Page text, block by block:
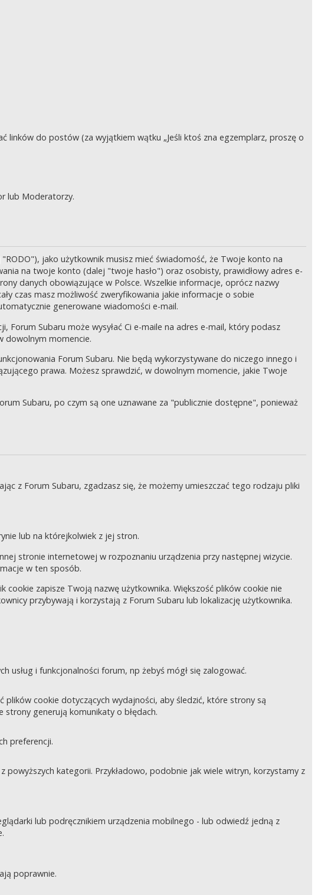
linków do postów (za wyjątkiem wątku „Jeśli ktoś zna egzemplarz, proszę o
lub Moderatorzy.
jako użytkownik musisz mieć świadomość, że Twoje konto na
na twoje konto (dalej "twoje hasło") oraz osobisty, prawidłowy adres e-
danych obowiązujące w Polsce. Wszelkie informacje, oprócz nazwy
czas masz możliwość zweryfikowania jakie informacje o sobie
generowane wiadomości e-mail.
Forum Subaru może wysyłać Ci e-maile na adres e-mail, który podasz
dowolnym momencie.
Forum Subaru. Nie będą wykorzystywane do niczego innego i
prawa. Możesz sprawdzić, w dowolnym momencie, jakie Twoje
Subaru, po czym są one uznawane za "publicznie dostępne", ponieważ
z Forum Subaru, zgadzasz się, że możemy umieszczać tego rodzaju pliki
lub na którejkolwiek z jej stron.
stronie internetowej w rozpoznaniu urządzenia przy następnej wizycie.
w ten sposób.
zapisze Twoją nazwę użytkownika. Większość plików cookie nie
przybywają i korzystają z Forum Subaru lub lokalizację użytkownika.
usług i funkcjonalności forum, np żebyś mógł się zalogować.
cookie dotyczących wydajności, aby śledzić, które strony są
generują komunikaty o błędach.
preferencji.
kategorii. Przykładowo, podobnie jak wiele witryn, korzystamy z
lub podręcznikiem urządzenia mobilnego - lub odwiedź jedną z
poprawnie.